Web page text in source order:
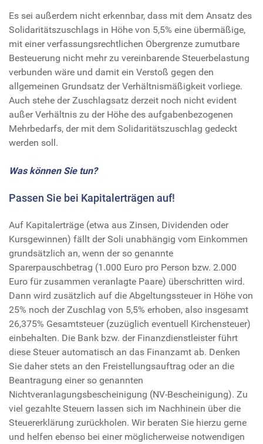
Es sei außerdem nicht erkennbar, dass mit dem Ansatz des
Solidaritätszuschlags in Höhe von 5,5% eine übermäßige,
mit einer verfassungsrechtlichen Obergrenze zumutbare
Besteuerung nicht mehr zu vereinbarende Steuerbelastung
verbunden wäre und damit ein Verstoß gegen den
allgemeinen Grundsatz der Verhältnismäßigkeit vorliege.
Auch stehe der Zuschlagsatz derzeit noch nicht evident
außer Verhältnis zu der Höhe des aufgabenbezogenen
Mehrbedarfs, der mit dem Solidaritätszuschlag gedeckt
werden soll.
Was können Sie tun?
Passen Sie bei Kapitalerträgen auf!
Auf Kapitalerträge (etwa aus Zinsen, Dividenden oder
Kursgewinnen) fällt der Soli unabhängig vom Einkommen
grundsätzlich an, wenn der so genannte
Sparerpauschbetrag (1.000 Euro pro Person bzw. 2.000
Euro für zusammen veranlagte Paare) überschritten wird.
Dann wird zusätzlich auf die Abgeltungssteuer in Höhe von
25% noch der Zuschlag von 5,5% erhoben, also insgesamt
26,375% Gesamtsteuer (zuzüglich eventuell Kirchensteuer)
einbehalten. Die Bank bzw. der Finanzdienstleister führt
diese Steuer automatisch an das Finanzamt ab. Denken
Sie daher stets an den Freistellungsauftrag oder an die
Beantragung einer so genannten
Nichtveranlagungsbescheinigung (NV-Bescheinigung). Zu
viel gezahlte Steuern lassen sich im Nachhinein über die
Steuererklärung zurückholen. Wir beraten Sie hierzu gerne
und helfen ebenso bei einer möglicherweise notwendigen